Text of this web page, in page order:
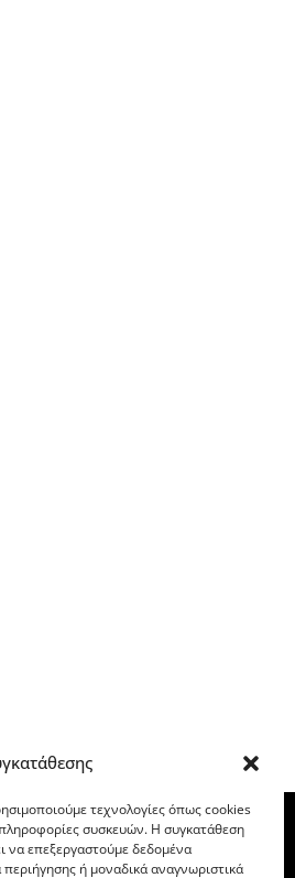
τεχνολογίες όπως cookies
συσκευών. Η συγκατάθεση
να επεξεργαστούμε δεδομένα
ή μοναδικά αναγνωριστικά